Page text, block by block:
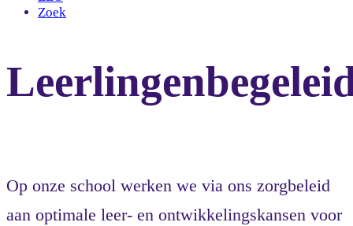
Zoek
Op onze school werken we via ons zorgbeleid
aan optimale leer- en ontwikkelingskansen voor